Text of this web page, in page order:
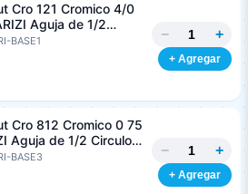
Cro 121 Cromico 4/0
Aguja de 1/2
Conica 26 mm
BASE1 − +
+ Agregar
Cro 812 Cromico 0 75
Aguja de 1/2 Circulo
37 mm
BASE3 − +
+ Agregar